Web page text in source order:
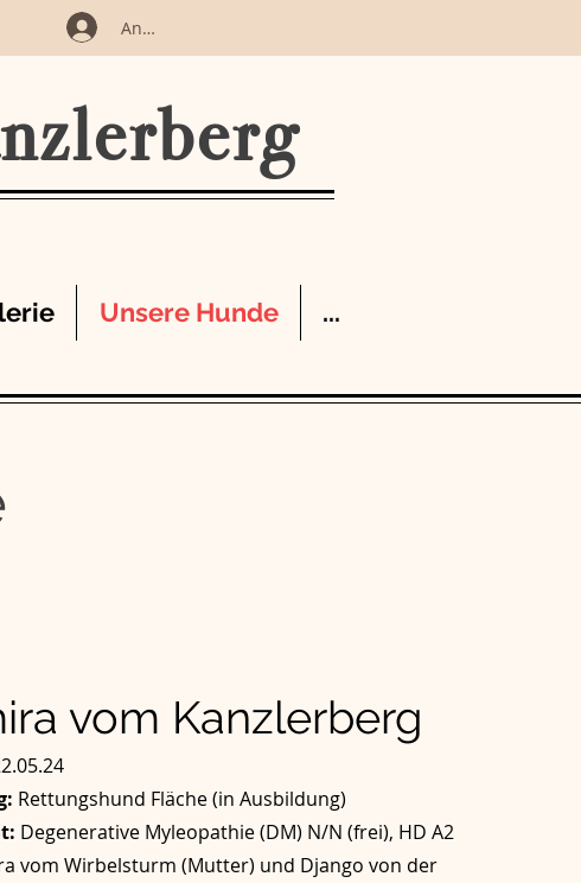
Anmelden
Unsere Hunde ...
vom Kanzlerberg
Rettungshund Fläche (in Ausbildung)
Degenerative Myleopathie (DM) N/N (frei), HD A2
vom Wirbelsturm (Mutter) und Django von der